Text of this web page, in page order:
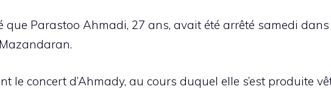
Parastoo Ahmadi, 27 ans, avait été arrêté samedi
le concert d’Ahmady, au cours duquel elle s’est produite